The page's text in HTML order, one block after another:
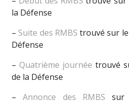
la Défense
– Suite des RMBS trouvé sur
Défense
–Quatrième journée trouvé
de la Défense
–Annonce des RMBS sur